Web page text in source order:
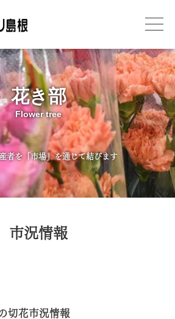
花き部
Flower tree
者を「市場」を通じて結びます
市況情報
切花市況情報